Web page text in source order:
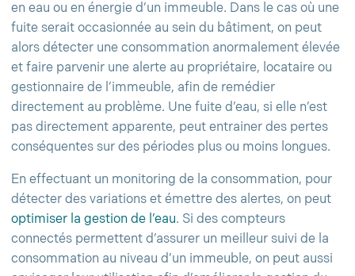
en eau ou en énergie d’un immeuble. Dans le cas où une
fuite serait occasionnée au sein du bâtiment, on peut
alors détecter une consommation anormalement élevée
et faire parvenir une alerte au propriétaire, locataire ou
gestionnaire de l’immeuble, afin de remédier
directement au problème. Une fuite d’eau, si elle n’est
pas directement apparente, peut entrainer des pertes
conséquentes sur des périodes plus ou moins longues.
En effectuant un monitoring de la consommation, pour
détecter des variations et émettre des alertes, on peut
optimiser la gestion de l’eau. Si des compteurs
connectés permettent d’assurer un meilleur suivi de la
consommation au niveau d’un immeuble, on peut aussi